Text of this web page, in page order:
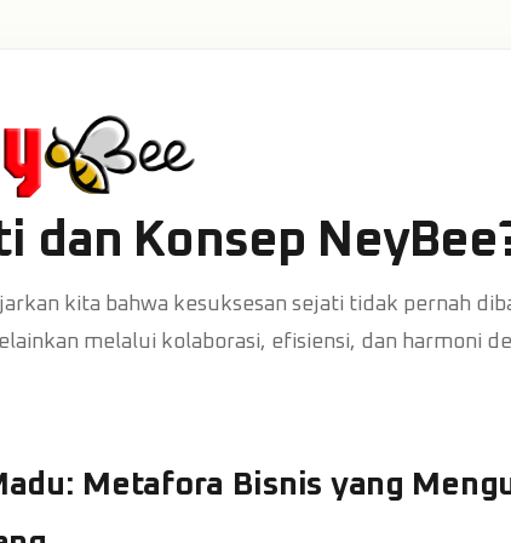
dan Konsep
kita bahwa kesuksesan sejati tidak pernah
melalui kolaborasi, efisiensi, dan harmoni
Metafora Bisnis yang